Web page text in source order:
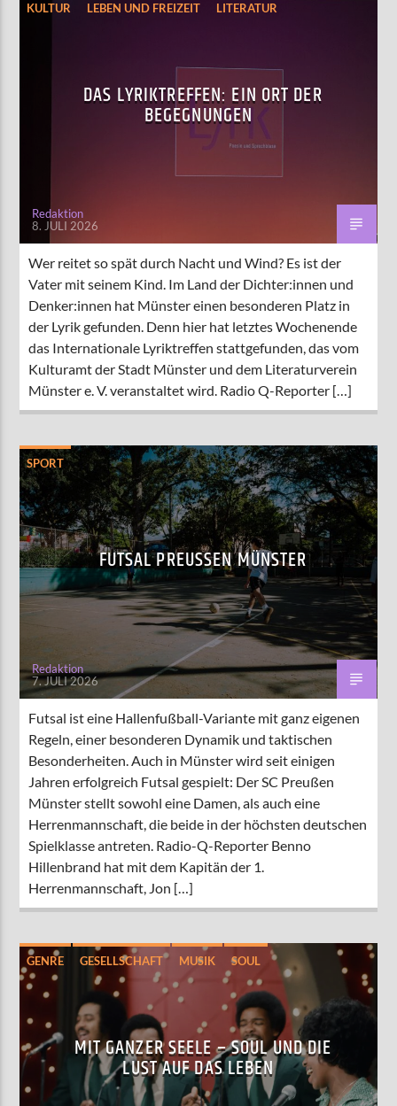
KULTUR LEBEN UND FREIZEIT LITERATUR
DAS LYRIKTREFFEN: EIN ORT DER
BEGEGNUNGEN
Redaktion
8. JULI 2026
Wer reitet so spät durch Nacht und Wind? Es ist der
Vater mit seinem Kind. Im Land der Dichter:innen und
Denker:innen hat Münster einen besonderen Platz in
der Lyrik gefunden. Denn hier hat letztes Wochenende
das Internationale Lyriktreffen stattgefunden, das vom
Kulturamt der Stadt Münster und dem Literaturverein
Münster e. V. veranstaltet wird. Radio Q-Reporter […]
SPORT
FUTSAL PREUSSEN MÜNSTER
Redaktion
7. JULI 2026
Futsal ist eine Hallenfußball-Variante mit ganz eigenen
Regeln, einer besonderen Dynamik und taktischen
Besonderheiten. Auch in Münster wird seit einigen
Jahren erfolgreich Futsal gespielt: Der SC Preußen
Münster stellt sowohl eine Damen, als auch eine
Herrenmannschaft, die beide in der höchsten deutschen
Spielklasse antreten. Radio-Q-Reporter Benno
Hillenbrand hat mit dem Kapitän der 1.
Herrenmannschaft, Jon […]
GENRE GESELLSCHAFT MUSIK SOUL
MIT GANZER SEELE – SOUL UND DIE
LUST AUF DAS LEBEN